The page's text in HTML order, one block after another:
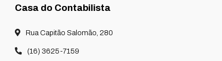
Casa do Contabilista
Rua Capitão Salomão, 280
(16) 3625-7159